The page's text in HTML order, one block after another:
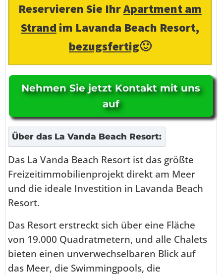
Reservieren Sie IhrApartment am
Strand im Lavanda Beach Resort,
bezugsfertig🙂
Nehmen Sie jetzt Kontakt mit uns
auf
Über das La Vanda Beach Resort:
Das La Vanda Beach Resort ist das größte
Freizeitimmobilienprojekt direkt am Meer
und die ideale Investition in Lavanda Beach
Resort.
Das Resort erstreckt sich über eine Fläche
von 19.000 Quadratmetern, und alle Chalets
bieten einen unverwechselbaren Blick auf
das Meer, die Swimmingpools, die